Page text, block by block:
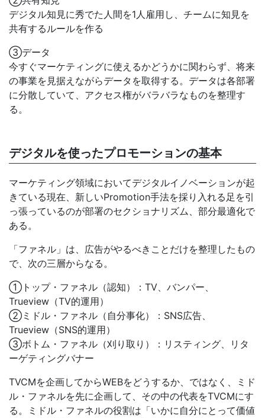
デジタル知見に秀でた人間を1人雇用し、チームに知見を
共有するルールを作る
③データ
今すぐマーケティングに使えるかどうかに関わらず、将来
の事業を見据えながらデータを取得する。データは各部署
に分散していて、アクセス権がバラバラなものを整理す
る。
デジタルを使ったプロモーションの基本
マーケティング領域においてデジタルイノベーションが起
きている現在、新しいPromotion手法を採り入れる足を引
っ張っているのが部署のセクショナリズム、部分最適化で
ある。
「ファネル」は、広告がやるべきことだけを整理したもの
で、次の三層からなる。
①トップ・ファネル（認知）：TV、バンパー、
Trueview（TV的運用）
②ミドル・ファネル（自分事化）：SNS広告、
Trueview（SNS的運用）
③ボトム・ファネル（刈り取り）：リスティング、リタ
ーゲティングバナー
TVCMを企画してからWEBをどうするか、ではなく、ミド
ル・ファネルを先に企画して、その中の代表をTVCMにす
る。ミドル・ファネルの役割は「いかに自分にとって価値